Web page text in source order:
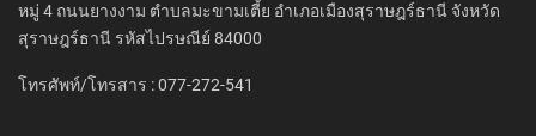
หมู่ 4 ถนนยางงาม ตำบลมะขามเตี้ย อำเภอเมืองสุราษฎร์ธานี จังหวัด
สุราษฎร์ธานี รหัสไปรษณีย์ 84000
โทรศัพท์/โทรสาร : 077-272-541